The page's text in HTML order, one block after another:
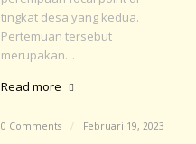
tingkat desa yang kedua.
Pertemuan tersebut
merupakan…
Read more
0 Comments / Februari 19, 2023